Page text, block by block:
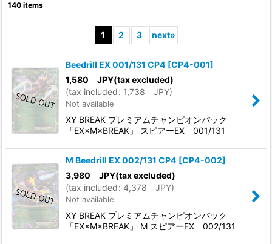
Sort by:
140 items
1 2 3 next»
Beedrill EX 001/131 CP4 [CP4-001]
1,580 JPY(tax excluded)
(tax included: 1,738 JPY)
Not available
XY BREAK プレミアムチャンピオンパック
「EX×M×BREAK」 スピアーEX 001/131
M Beedrill EX 002/131 CP4 [CP4-002]
3,980 JPY(tax excluded)
(tax included: 4,378 JPY)
Not available
XY BREAK プレミアムチャンピオンパック
「EX×M×BREAK」 M スピアーEX 002/131